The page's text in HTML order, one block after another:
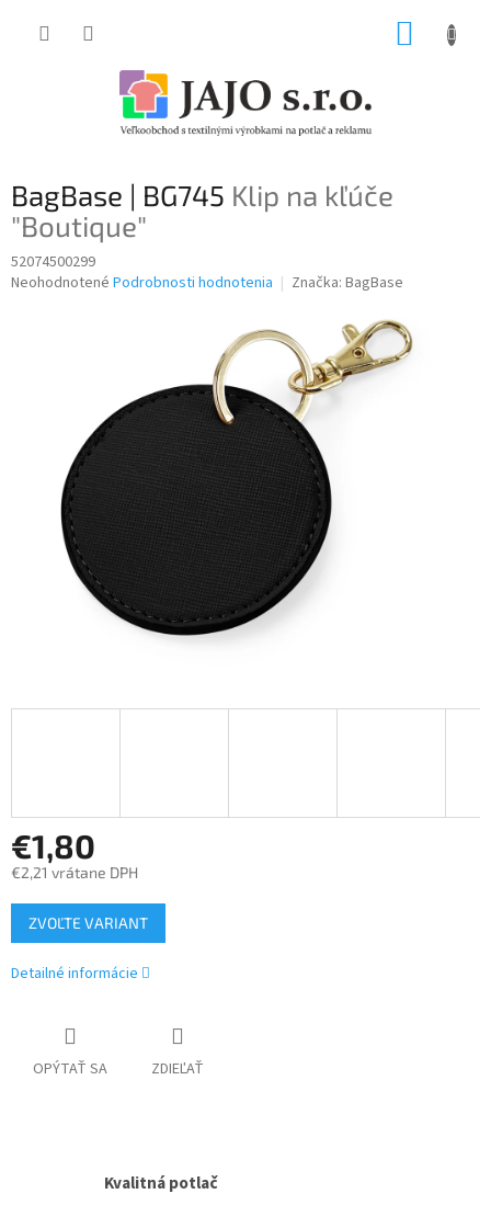
BagBase | BG745 Klip na kľúče
"Boutique"
52074500299
Priemerné
Neohodnotené Podrobnosti hodnotenia Značka: BagBase
€1,80
€2,21 vrátane DPH
Jednotková
cena:
ZVOĽTE VARIANT
Detailné informácie
OPÝTAŤ SA ZDIEĽAŤ
Kvalitná potlač